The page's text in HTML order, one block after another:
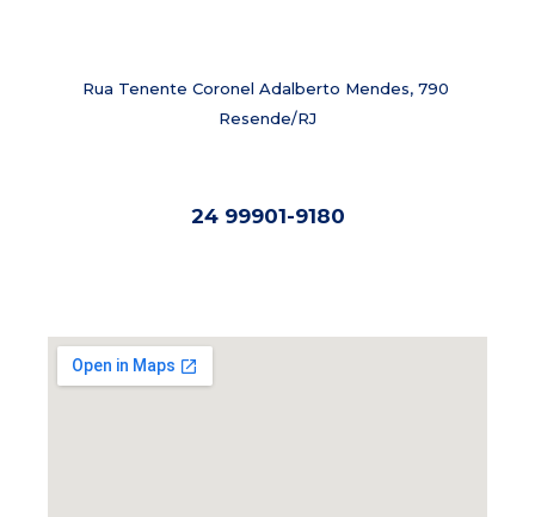
Rua Tenente Coronel Adalberto Mendes, 790
Resende/RJ
24 99901-9180